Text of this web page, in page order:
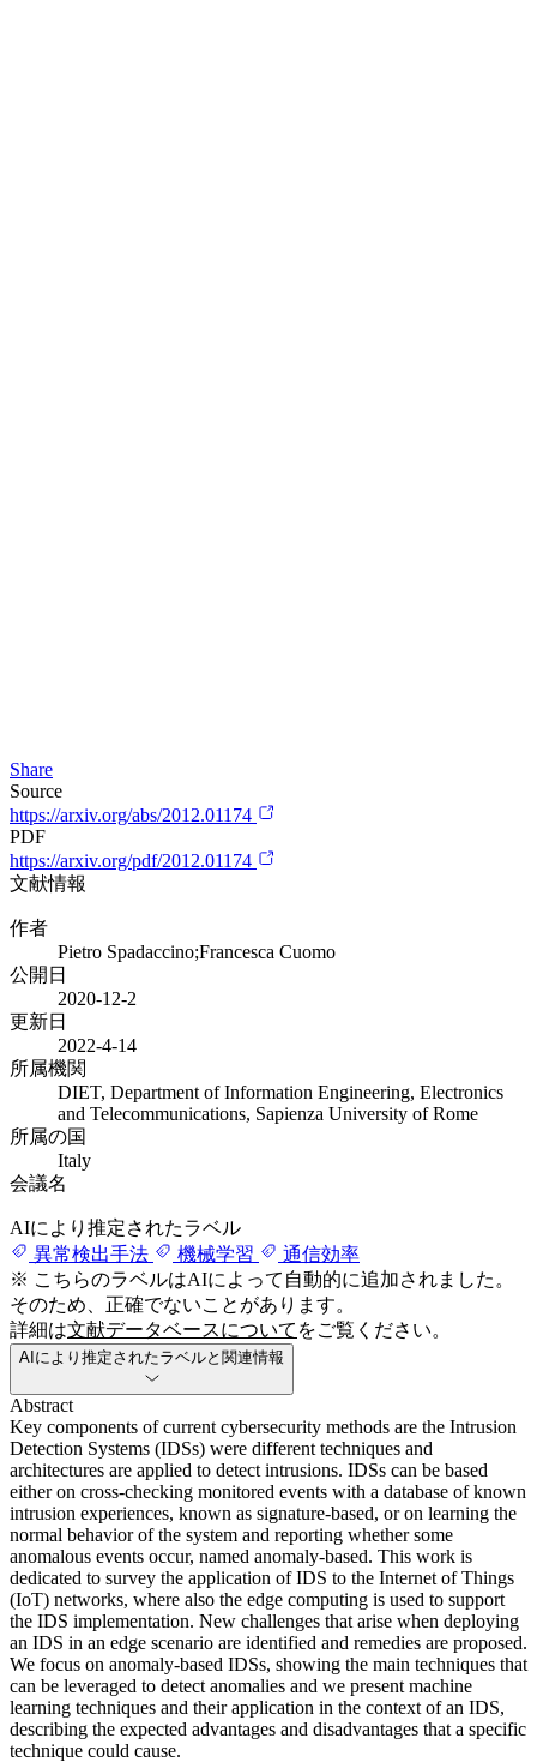
Share
Source
https://arxiv.org/abs/2012.01174
PDF
https://arxiv.org/pdf/2012.01174
文献情報
作者
Pietro Spadaccino;Francesca Cuomo
公開日
2020-12-2
更新日
2022-4-14
所属機関
DIET, Department of Information Engineering, Electronics
and Telecommunications, Sapienza University of Rome
所属の国
Italy
会議名
AIにより推定されたラベル
異常検出手法
機械学習
通信効率
※ こちらのラベルはAIによって自動的に追加されました。
そのため、正確でないことがあります。
詳細は文献データベースについて をご覧ください。
AIにより推定されたラベルと関連情報
Abstract
Key components of current cybersecurity methods are the Intrusion
Detection Systems (IDSs) were different techniques and
architectures are applied to detect intrusions. IDSs can be based
either on cross-checking monitored events with a database of known
intrusion experiences, known as signature-based, or on learning the
normal behavior of the system and reporting whether some
anomalous events occur, named anomaly-based. This work is
dedicated to survey the application of IDS to the Internet of Things
(IoT) networks, where also the edge computing is used to support
the IDS implementation. New challenges that arise when deploying
an IDS in an edge scenario are identified and remedies are proposed.
We focus on anomaly-based IDSs, showing the main techniques that
can be leveraged to detect anomalies and we present machine
learning techniques and their application in the context of an IDS,
describing the expected advantages and disadvantages that a specific
technique could cause.